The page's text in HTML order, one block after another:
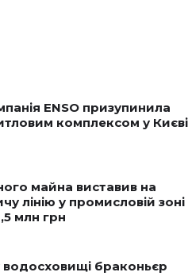
ENSO призупинила
комплексом у Києві
майна виставив на
лінію у промисловій зоні
млн грн
водосховищі браконьєр